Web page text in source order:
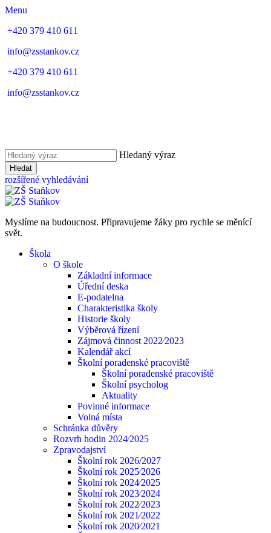
Menu
+420 379 410 611
info@zsstankov.cz
+420 379 410 611
info@zsstankov.cz
Hledaný výraz
Hledat
rozšířené vyhledávání
Myslíme na budoucnost. Připravujeme žáky pro rychle se měnící
svět.
Škola
O škole
Základní informace
Úřední deska
E-podatelna
Charakteristika školy
Historie školy
Výběrová řízení
Zájmová činnost 2022⁄2023
Kalendář akcí
Školní poradenské pracoviště
Školní poradenské pracoviště
Školní psycholog
Aktuality
Povinné informace
Volná místa
Schránka důvěry
Rozvrh hodin 2024⁄2025
Zpravodajství
Školní rok 2026/2027
Školní rok 2025⁄2026
Školní rok 2024⁄2025
Školní rok 2023⁄2024
Školní rok 2022⁄2023
Školní rok 2021⁄2022
Školní rok 2020⁄2021